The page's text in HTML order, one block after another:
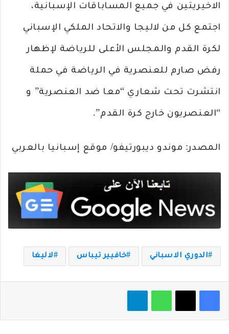
الاخيريتين في جميع المساباقات الإسبانية،
اجتمع كل من لاليجا والاتحاد الملكي الإسباني
لكرة القدم والمجلس الأعلى للرياضة لإظهار
رفض صارم للعنصرية في الرياضة في حملة
انتشرت تحت شعاري “معا ضد العنصرية” و
“العنصريون خارج كرة القدم”.
المصدر: موندو ديبورتيفو/ موقع إسبانيا بالعربي
الدوري الاسباني خافيير تيباس لاليغا
فيسبوك‫X واتساب تيلقرام